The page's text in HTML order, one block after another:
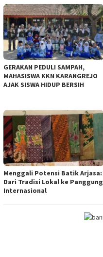
GERAKAN PEDULI SAMPAH,
MAHASISWA KKN KARANGREJO
AJAK SISWA HIDUP BERSIH
Menggali Potensi Batik Arjasa:
Dari Tradisi Lokal ke Panggung
Internasional